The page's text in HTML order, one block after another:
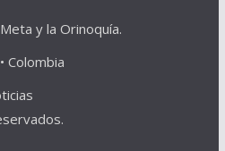
y la Orinoquía.
Colombia